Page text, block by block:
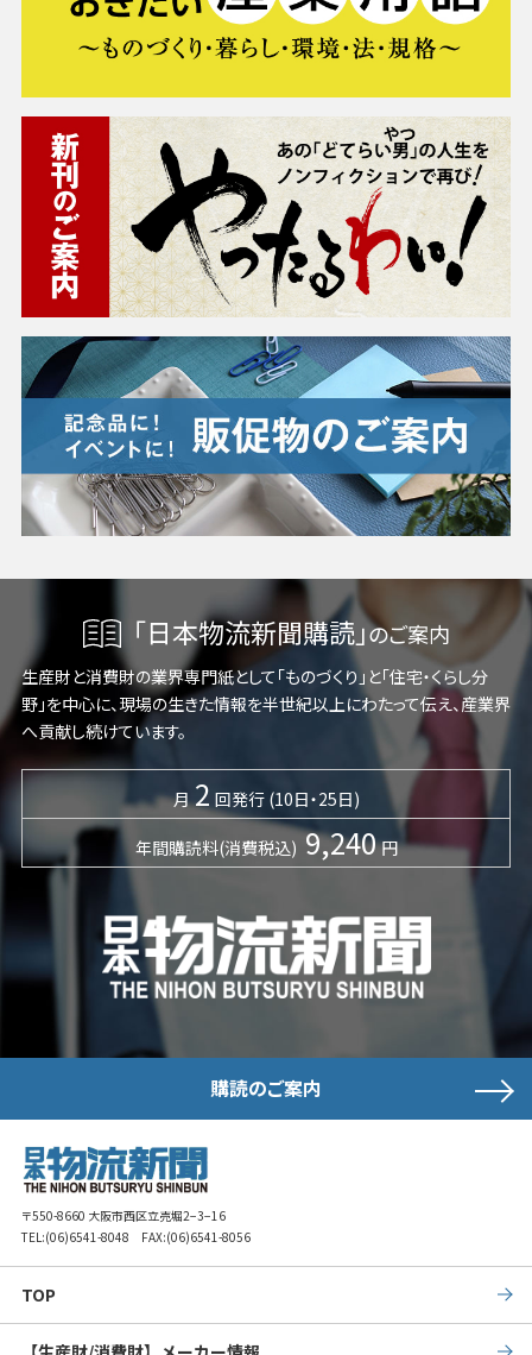
「日本物流新聞購読」のご案内
生産財と消費財の業界専門紙として「ものづくり」と「住宅・くらし分
野」を中心に、現場の生きた情報を半世紀以上にわたって伝え、産業界
へ貢献し続けています。
月 2 回発行 (10日・25日)
年間購読料(消費税込) 9,240 円
購読のご案内
〒550-8660 大阪市西区立売堀2−3−16
TEL:(06)6541-8048 FAX:(06)6541-8056
TOP